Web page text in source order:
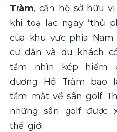
Tràm, căn hộsở hữu vị
khi toạ lạc ngay “thủ
của khu vực phía Nam
cư dân và du khách
tầm nhìn kép hiếm
dương Hồ Tràm bao
tầm mắt về sân golf
những sân golf được
thế giới.